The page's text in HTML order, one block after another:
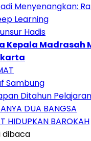
Menyenangkan:
Learning
Hadis
Kepala Madrasah
Sambung
Ditahun
DUA BANGSA
HIDUPKAN BAROKAH
dibaca